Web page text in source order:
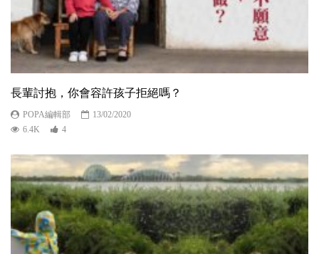
長輩討抱，你會容許孩子拒絕嗎？
POPA編輯部
13/02/2020
6.4K
4